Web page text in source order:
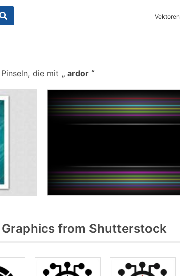
Vektoren
die mit ardor
from Shutterstock